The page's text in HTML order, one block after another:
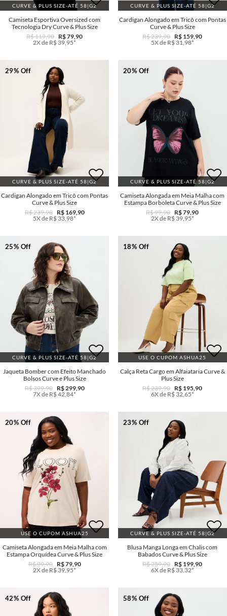
CURVE & PLUS SIZE-ATÉ 58|G2
Camiseta Esportiva Oversized com
Tecnologia Dry Curve & Plus Size
R$ 119,90 R$ 79,90
2X de R$ 39,95*
CURVE & PLUS SIZE-ATÉ 58|G2
Cardigan Alongado em Tricô com Pontas
Curve & Plus Size
R$ 239,90 R$ 159,90
5X de R$ 31,98*
CURVE & PLUS SIZE-ATÉ 58|G2
29% Off
Cardigan Alongado em Tricô com Pontas
Curve & Plus Size
R$ 239,90
R$ 169,90
5X de R$ 33,98*
CURVE & PLUS SIZE-ATÉ 58|G2
20% Off
Camiseta Alongada em Meia Malha com
Estampa Borboleta Curve & Plus Size
R$ 99,90 R$ 79,90
2X de R$ 39,95*
CURVE & PLUS SIZE-ATÉ 58|G2
25% Off
Jaqueta Bomber com Efeito Manchado
Bolsos Curve e Plus Size
R$ 399,90
R$ 299,90
7X de R$ 42,84*
USE O CUPOM ASHUA25
18% Off
Calça Reta Cargo em Alfaiataria Curve &
Plus Size
R$ 239,90 R$ 195,90
6X de R$ 32,65*
USE O CUPOM ASHUA25
20% Off
Camiseta Alongada em Meia Malha com
Estampa Orquídea Curve & Plus Size
R$ 99,90
R$ 79,90
2X de R$ 39,95*
CURVE & PLUS SIZE-ATÉ 58|G2
23% Off
Blusa Manga Longa em Chalis com
Babados Curve & Plus Size
R$ 259,90 R$ 199,90
6X de R$ 33,32*
42% Off 58% Off